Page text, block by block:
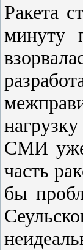
Ракета
минуту
СМИ уже
часть
бы